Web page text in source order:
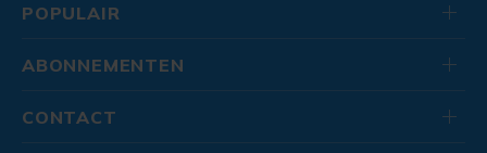
POPULAIR
ABONNEMENTEN
CONTACT